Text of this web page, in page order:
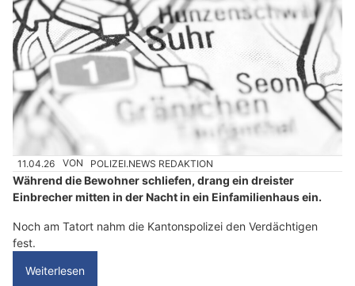
11.04.26 VON POLIZEI.NEWS REDAKTION
Während die Bewohner schliefen, drang ein dreister
Einbrecher mitten in der Nacht in ein Einfamilienhaus ein.
Noch am Tatort nahm die Kantonspolizei den Verdächtigen
fest.
Weiterlesen